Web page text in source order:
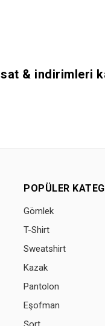
& indirimleri
POPÜLER
Gömlek
T-Shirt
Sweatshirt
Kazak
Pantolon
Eşofman